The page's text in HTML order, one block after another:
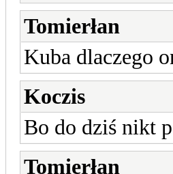
Tomierłan
Kuba dlaczego
Koczis
Bo do dziś nikt
Tomierłan